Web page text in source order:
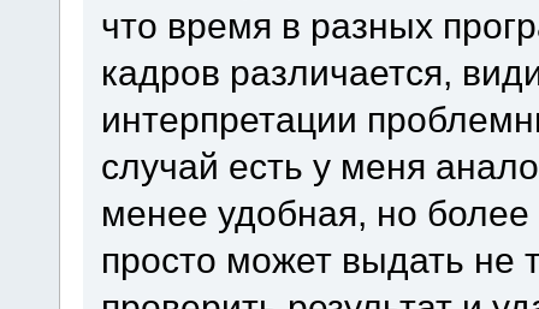
что время в разных
кадров различается,
интерпретации
случай есть у меня
менее удобная, но
просто может выдать не